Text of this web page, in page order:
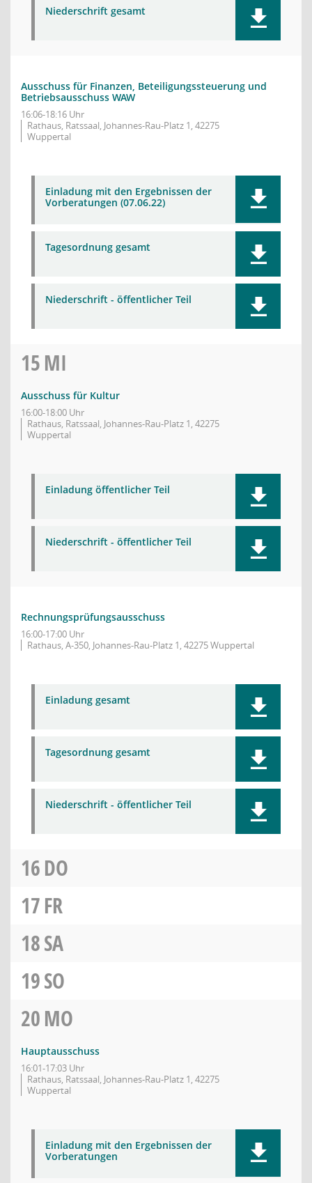
Niederschrift gesamt
Ausschuss für Finanzen, Beteiligungssteuerung und
Betriebsausschuss WAW
16:06-18:16 Uhr
Rathaus, Ratssaal, Johannes-Rau-Platz 1, 42275
Wuppertal
Einladung mit den Ergebnissen der
Vorberatungen (07.06.22)
Tagesordnung gesamt
Niederschrift - öffentlicher Teil
15MI
Ausschuss für Kultur
16:00-18:00 Uhr
Rathaus, Ratssaal, Johannes-Rau-Platz 1, 42275
Wuppertal
Einladung öffentlicher Teil
Niederschrift - öffentlicher Teil
Rechnungsprüfungsausschuss
16:00-17:00 Uhr
Rathaus, A-350, Johannes-Rau-Platz 1, 42275 Wuppertal
Einladung gesamt
Tagesordnung gesamt
Niederschrift - öffentlicher Teil
16DO
17FR
18SA
19SO
20MO
Hauptausschuss
16:01-17:03 Uhr
Rathaus, Ratssaal, Johannes-Rau-Platz 1, 42275
Wuppertal
Einladung mit den Ergebnissen der
Vorberatungen